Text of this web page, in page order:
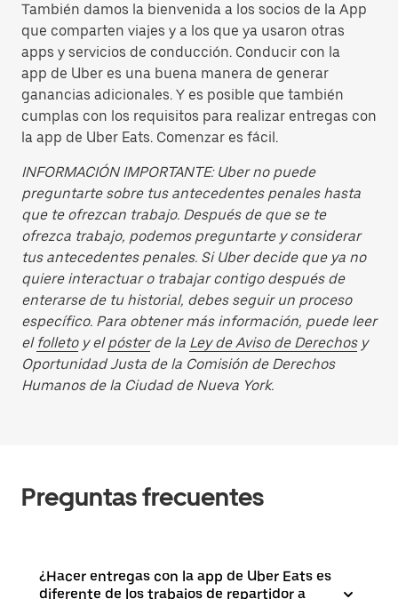
También damos la bienvenida a los socios de la App
que comparten viajes y a los que ya usaron otras
apps y servicios de conducción. Conducir con la
app de Uber es una buena manera de generar
ganancias adicionales. Y es posible que también
cumplas con los requisitos para realizar entregas con
la app de Uber Eats. Comenzar es fácil.
INFORMACIÓN IMPORTANTE: Uber no puede
preguntarte sobre tus antecedentes penales hasta
que te ofrezcan trabajo. Después de que se te
ofrezca trabajo, podemos preguntarte y considerar
tus antecedentes penales. Si Uber decide que ya no
quiere interactuar o trabajar contigo después de
enterarse de tu historial, debes seguir un proceso
específico. Para obtener más información, puede leer
el folletoy elpósterde la Ley de Aviso de Derechosy
Oportunidad Justa de la Comisión de Derechos
Humanos de la Ciudad de Nueva York.
Preguntas frecuentes
¿Hacer entregas con la app de Uber Eats es
diferente de los trabajos de repartidor a